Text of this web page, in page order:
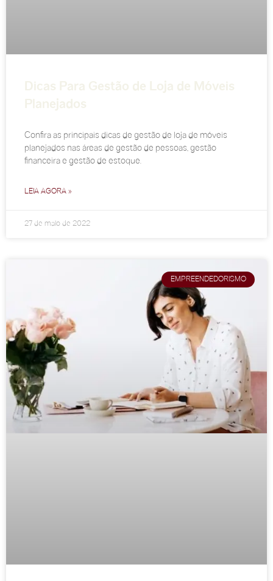
Dicas Para Gestão de Loja de Móveis
Planejados
Confira as principais dicas de gestão de loja de móveis
planejados nas áreas de gestão de pessoas, gestão
financeira e gestão de estoque.
LEIA AGORA »
27 de maio de 2022
EMPREENDEDORISMO